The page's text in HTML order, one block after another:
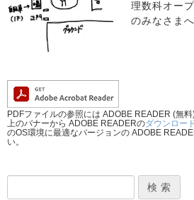
理数科オー
のみなさまへ
PDFファイルの参照には ADOBE READER (無料
上のバナーから ADOBE READERのダウンロー
のOS環境に最適なバージョンの ADOBE
い。